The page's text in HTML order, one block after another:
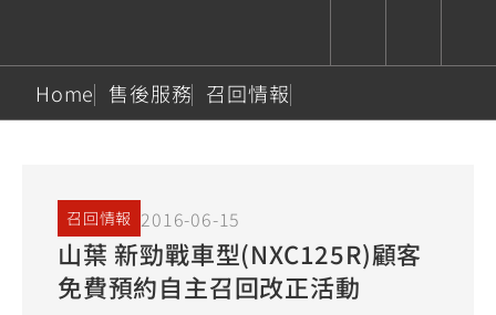
Super
Sport
Naked
YZF-R9
550+
MT-
09
MT-
09
XSR
Premium Sport Fashion
TMAX
550+
CYGNUS
XR
Limi
125
BW'S
125
CUXiE
追蹤愛車
我的愛車 瀏覽紀錄
Home 售後服務 召回情報
召回情報 2016-06-15
山葉 新勁戰車型(NXC125R)顧客
免費預約自主召回改正活動